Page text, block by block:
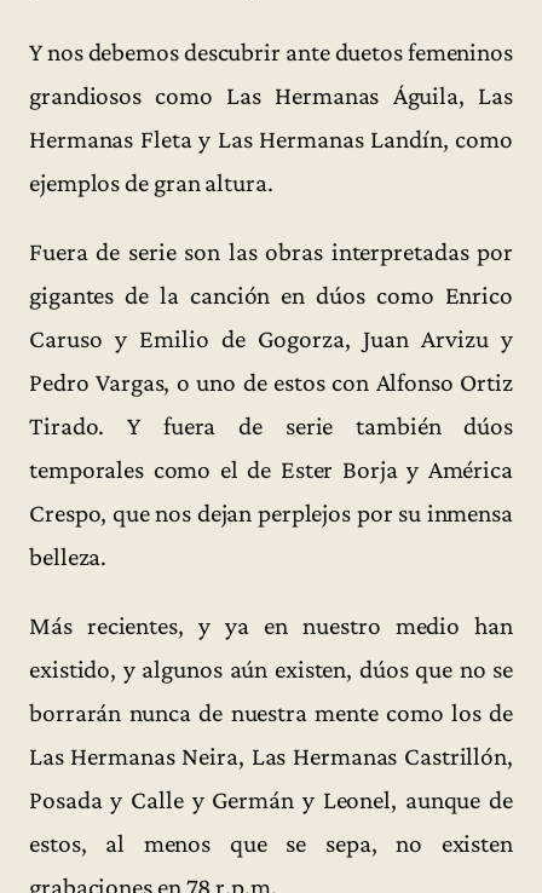
Y nos debemos descubrir ante duetos femeninos
grandiosos como Las Hermanas Águila, Las
Hermanas Fleta y Las Hermanas Landín, como
ejemplos de gran altura.
Fuera de serie son las obras interpretadas por
gigantes de la canción en dúos como Enrico
Caruso y Emilio de Gogorza, Juan Arvizu y
Pedro Vargas, o uno de estos con Alfonso Ortiz
Tirado. Y fuera de serie también dúos
temporales como el de Ester Borja y América
Crespo, que nos dejan perplejos por su inmensa
belleza.
Más recientes, y ya en nuestro medio han
existido, y algunos aún existen, dúos que no se
borrarán nunca de nuestra mente como los de
Las Hermanas Neira, Las Hermanas Castrillón,
Posada y Calle y Germán y Leonel, aunque de
estos, al menos que se sepa, no existen